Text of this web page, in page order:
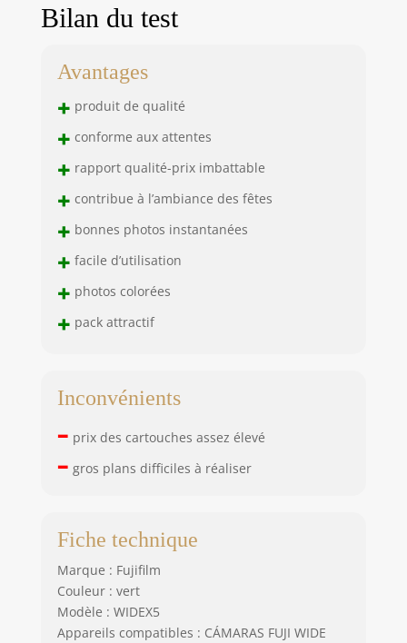
Bilan du test
Avantages
+ produit de qualité
+ conforme aux attentes
+ rapport qualité-prix imbattable
+ contribue à l’ambiance des fêtes
+ bonnes photos instantanées
+ facile d’utilisation
+ photos colorées
+ pack attractif
Inconvénients
– prix des cartouches assez élevé
– gros plans difficiles à réaliser
Fiche technique
Marque : Fujifilm
Couleur : vert
Modèle : WIDEX5
Appareils compatibles : CÁMARAS FUJI WIDE